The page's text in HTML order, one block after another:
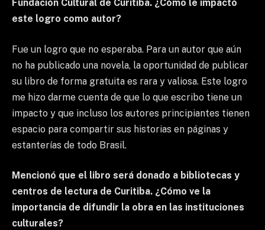
Fundación Cultural de Curitiba. ¿Cómo le impactó
este logro como autor?
Fue un logro que no esperaba. Para un autor que aún
no ha publicado una novela, la oportunidad de publicar
su libro de forma gratuita es rara y valiosa. Este logro
me hizo darme cuenta de que lo que escribo tiene un
impacto y que incluso los autores principiantes tienen
espacio para compartir sus historias en páginas y
estanterías de todo Brasil.
Mencionó que el libro será donado a bibliotecas y
centros de lectura de Curitiba. ¿Cómo ve la
importancia de difundir la obra en las instituciones
culturales?